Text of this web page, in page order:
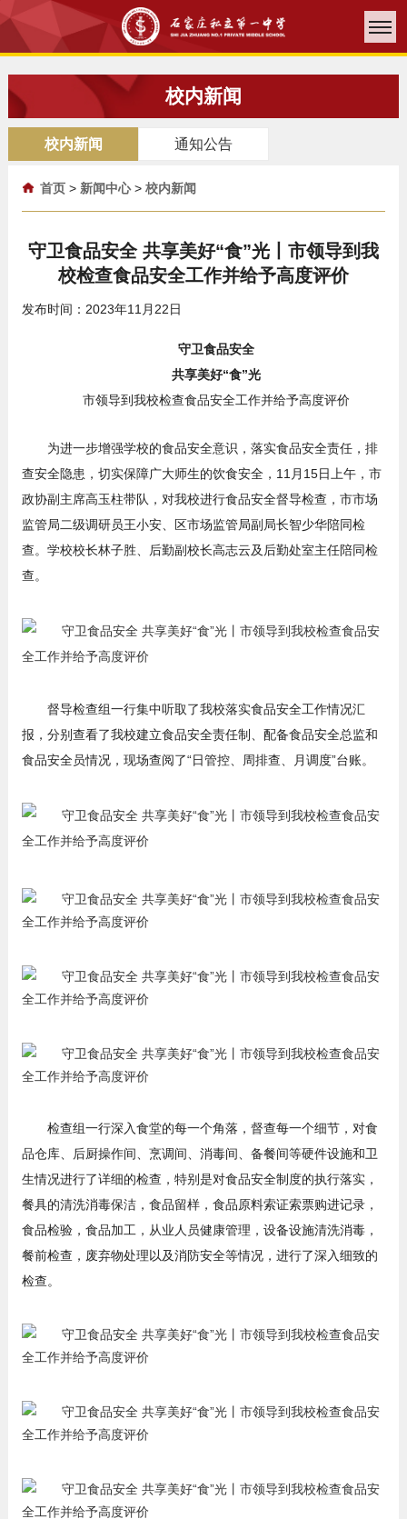
校内新闻
校内新闻 通知公告
首页> 新闻中心> 校内新闻
守卫食品安全 共享美好“食”光丨市领导到我
校检查食品安全工作并给予高度评价
发布时间：2023年11月22日
守卫食品安全
共享美好“食”光
市领导到我校检查食品安全工作并给予高度评价
为进一步增强学校的食品安全意识，落实食品安全责任，排
查安全隐患，切实保障广大师生的饮食安全，11月15日上午，市
政协副主席高玉柱带队，对我校进行食品安全督导检查，市市场
监管局二级调研员王小安、区市场监管局副局长智少华陪同检
查。学校校长林子胜、后勤副校长高志云及后勤处室主任陪同检
查。
督导检查组一行集中听取了我校落实食品安全工作情况汇
报，分别查看了我校建立食品安全责任制、配备食品安全总监和
食品安全员情况，现场查阅了“日管控、周排查、月调度”台账。
检查组一行深入食堂的每一个角落，督查每一个细节，对食
品仓库、后厨操作间、烹调间、消毒间、备餐间等硬件设施和卫
生情况进行了详细的检查，特别是对食品安全制度的执行落实，
餐具的清洗消毒保洁，食品留样，食品原料索证索票购进记录，
食品检验，食品加工，从业人员健康管理，设备设施清洗消毒，
餐前检查，废弃物处理以及消防安全等情况，进行了深入细致的
检查。